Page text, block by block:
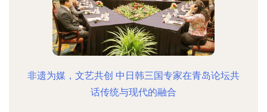
非遗为媒，文艺共创 中日韩三国专家在青岛论坛共
话传统与现代的融合